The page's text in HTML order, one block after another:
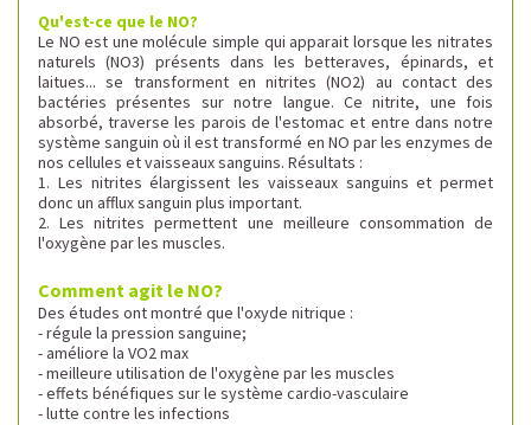
Qu'est-ce que le NO?
Le NO est une molécule simple qui apparait lorsque les nitrates
naturels (NO3) présents dans les betteraves, épinards, et
laitues... se transforment en nitrites (NO2) au contact des
bactéries présentes sur notre langue. Ce nitrite, une fois
absorbé, traverse les parois de l'estomac et entre dans notre
système sanguin où il est transformé en NO par les enzymes de
nos cellules et vaisseaux sanguins. Résultats :
1. Les nitrites élargissent les vaisseaux sanguins et permet
donc un afflux sanguin plus important.
2. Les nitrites permettent une meilleure consommation de
l'oxygène par les muscles.
Comment agit le NO?
Des études ont montré que l'oxyde nitrique :
- régule la pression sanguine;
- améliore la VO2 max
- meilleure utilisation de l'oxygène par les muscles
- effets bénéfiques sur le système cardio-vasculaire
- lutte contre les infections